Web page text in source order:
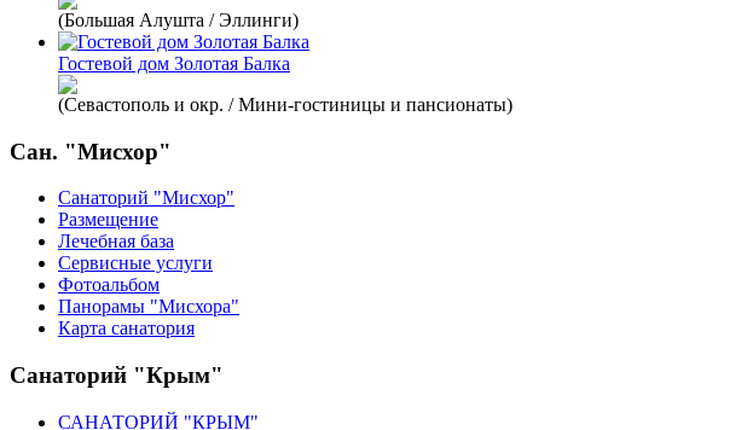
(Большая Алушта / Эллинги)
Гостевой дом Золотая Балка
(Севастополь и окр. / Мини-гостиницы и пансионаты)
Сан. "Мисхор"
Санаторий "Мисхор"
Размещение
Лечебная база
Сервисные услуги
Фотоальбом
Панорамы "Мисхора"
Карта санатория
Санаторий "Крым"
САНАТОРИЙ "КРЫМ"